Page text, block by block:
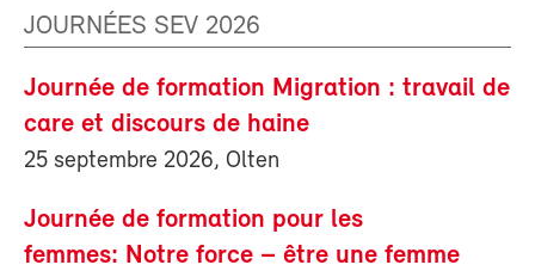
JOURNÉES SEV 2026
Journée de formation Migration : travail de
care et discours de haine
25 septembre 2026, Olten
Journée de formation pour les
femmes: Notre force – être une femme